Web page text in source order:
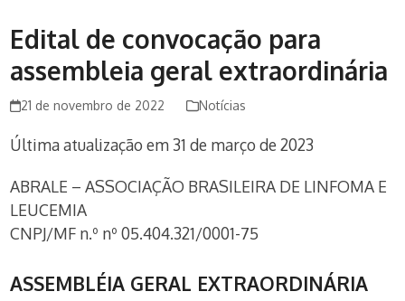
Edital de convocação para
assembleia geral extraordinária
21 de novembro de 2022 Notícias
Última atualização em 31 de março de 2023
ABRALE – ASSOCIAÇÃO BRASILEIRA DE LINFOMA E
LEUCEMIA
CNPJ/MF n.º nº 05.404.321/0001-75
ASSEMBLÉIA GERAL EXTRAORDINÁRIA